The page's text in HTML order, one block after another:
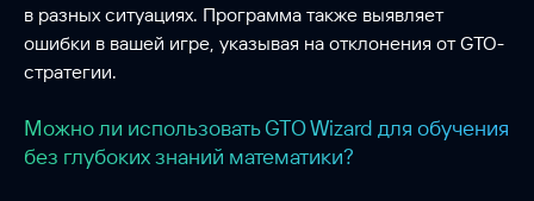
в разных ситуациях. Программа также выявляет
ошибки в вашей игре, указывая на отклонения от GTO-
стратегии.
Можно ли использовать GTO Wizard для обучения
без глубоких знаний математики?